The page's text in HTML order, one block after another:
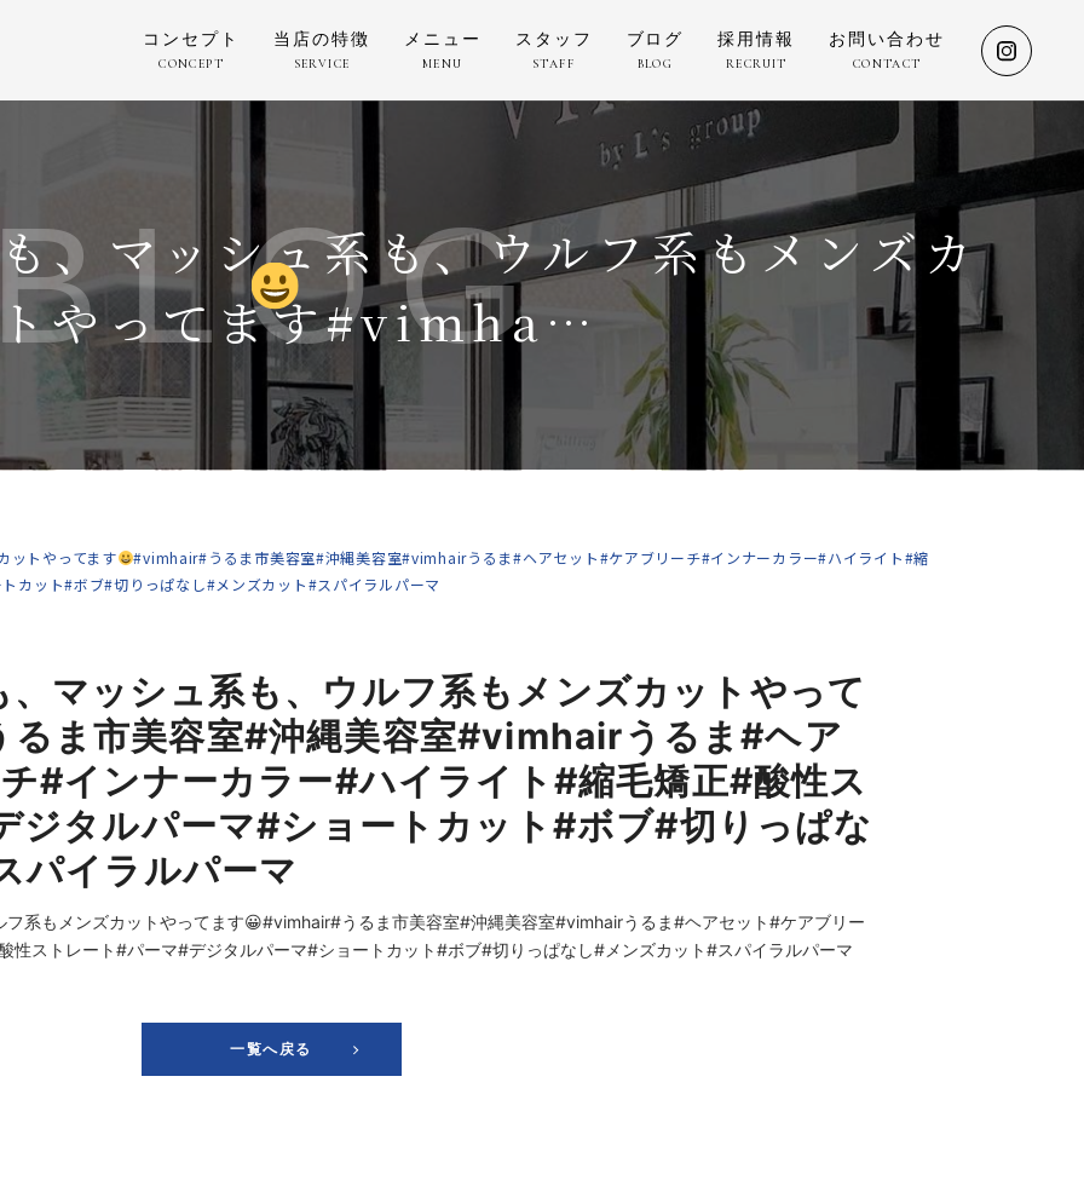
コンセプト
CONCEPT
当店の特徴
SERVICE
メニュー
MENU
スタッフ
STAFF
ブログ
BLOG
採用情報
RECRUIT
お問い合わせ
CONTACT
、マッシュ系も、ウルフ系もメンズカ
やってます#vimha…
ットやってます
#vimhair#うるま市美容室#沖縄美容室#vimhairうるま#ヘアセット#ケアブリーチ#インナーカラー#ハイライト#縮
カット#ボブ#切りっぱなし#メンズカット#スパイラルパーマ
マッシュ系も、ウルフ系もメンズカットやって
ま市美容室#沖縄美容室#vimhairうるま#ヘア
#インナーカラー#ハイライト#縮毛矯正#酸性ス
ジタルパーマ#ショートカット#ボブ#切りっぱな
パイラルパーマ
一覧へ戻る